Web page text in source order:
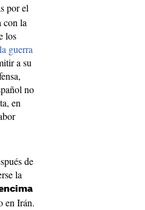
por el
con la
los
guerra
a su
no
en
de
la
en Irán.